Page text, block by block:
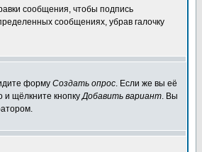
сообщения, чтобы подпись
сообщениях, убрав галочку
форму Создать опрос. Если же вы её
и щёлкните кнопкуДобавить вариант. Вы